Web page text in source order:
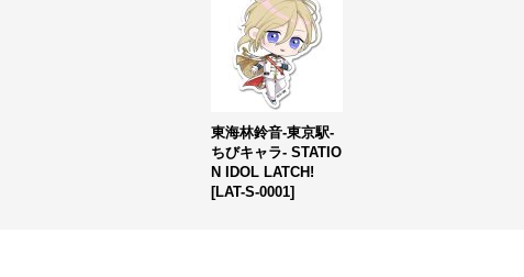
東海林鈴音-東京駅-
ちびキャラ- STATIO
N IDOL LATCH!
[LAT-S-0001]